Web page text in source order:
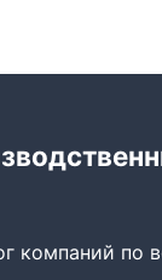
компаний по